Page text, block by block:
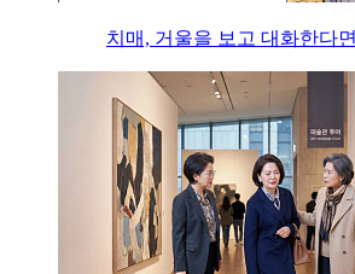
치매, 거울을 보고 대화한다면